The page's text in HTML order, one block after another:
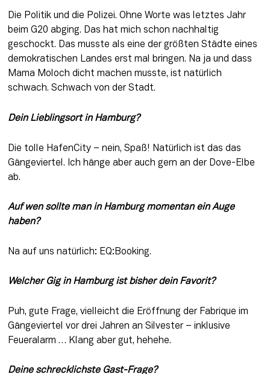
Die Politik und die Polizei. Ohne Worte was letztes Jahr
beim G20 abging. Das hat mich schon nachhaltig
geschockt. Das musste als eine der größten Städte eines
demokratischen Landes erst mal bringen. Na ja und dass
Mama Moloch dicht machen musste, ist natürlich
schwach. Schwach von der Stadt.
Dein Lieblingsort in Hamburg?
Die tolle HafenCity – nein, Spaß! Natürlich ist das das
Gängeviertel. Ich hänge aber auch gern an der Dove-Elbe
ab.
Auf wen sollte man in Hamburg momentan ein Auge
haben?
Na auf uns natürlich: EQ:Booking.
Welcher Gig in Hamburg ist bisher dein Favorit?
Puh, gute Frage, vielleicht die Eröffnung der Fabrique im
Gängeviertel vor drei Jahren an Silvester – inklusive
Feueralarm … Klang aber gut, hehehe.
Deine schrecklichste Gast-Frage?